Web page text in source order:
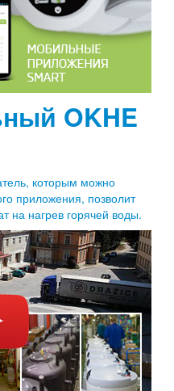
OKHE
которым можно
приложения, позволит
на нагрев горячей воды.